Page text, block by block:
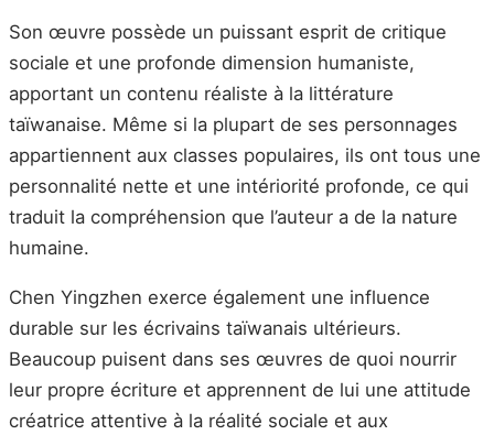
Son œuvre possède un puissant esprit de critique
sociale et une profonde dimension humaniste,
apportant un contenu réaliste à la littérature
taïwanaise. Même si la plupart de ses personnages
appartiennent aux classes populaires, ils ont tous une
personnalité nette et une intériorité profonde, ce qui
traduit la compréhension que l’auteur a de la nature
humaine.
Chen Yingzhen exerce également une influence
durable sur les écrivains taïwanais ultérieurs.
Beaucoup puisent dans ses œuvres de quoi nourrir
leur propre écriture et apprennent de lui une attitude
créatrice attentive à la réalité sociale et aux